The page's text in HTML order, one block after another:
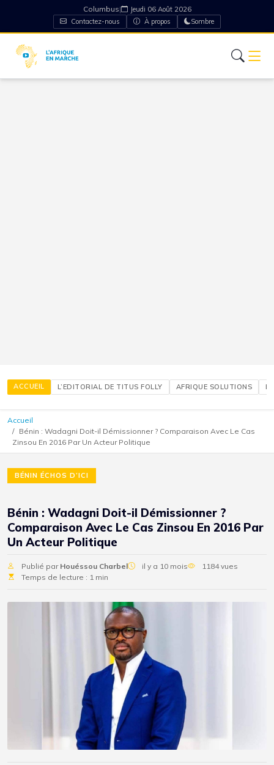
Columbus|
Jeudi 06 Août 2026
Contactez-nous
À propos Sombre
ACCUEIL L’EDITORIAL DE TITUS FOLLY AFRIQUE SOLUTIONS
Accueil
Bénin : Wadagni Doit-il Démissionner ? Comparaison Avec Le Cas
Zinsou En 2016 Par Un Acteur Politique
BÉNIN ÉCHOS D’ICI
Bénin : Wadagni Doit-il Démissionner ?
Comparaison Avec Le Cas Zinsou En 2016 Par
Un Acteur Politique
Publié par Houéssou Charbel il y a 10 mois
1184 vues
Temps de lecture : 1 min